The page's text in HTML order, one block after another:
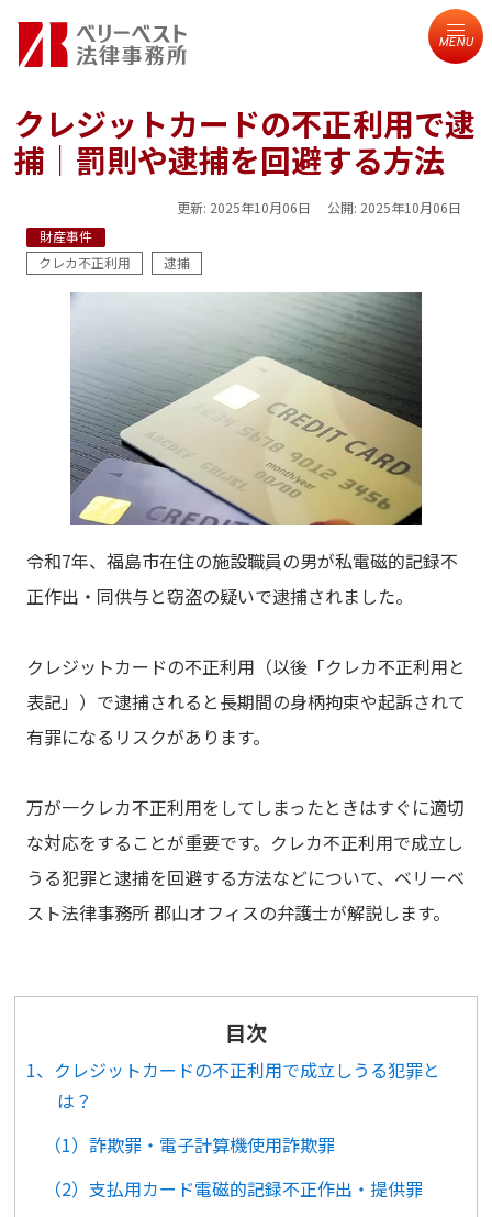
MENU
クレジットカードの不正利用で逮
捕｜罰則や逮捕を回避する方法
更新: 2025年10月06日 公開: 2025年10月06日
財産事件
クレカ不正利用
逮捕
令和7年、福島市在住の施設職員の男が私電磁的記録不
正作出・同供与と窃盗の疑いで逮捕されました。
クレジットカードの不正利用（以後「クレカ不正利用と
表記」）で逮捕されると長期間の身柄拘束や起訴されて
有罪になるリスクがあります。
万が一クレカ不正利用をしてしまったときはすぐに適切
な対応をすることが重要です。クレカ不正利用で成立し
うる犯罪と逮捕を回避する方法などについて、ベリーベ
スト法律事務所 郡山オフィスの弁護士が解説します。
目次
1、クレジットカードの不正利用で成立しうる犯罪と
は？
（1）詐欺罪・電子計算機使用詐欺罪
（2）支払用カード電磁的記録不正作出・提供罪